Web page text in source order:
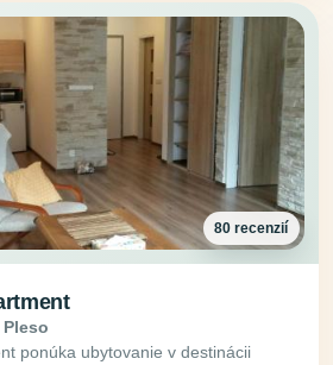
80 recenzií
ponúka ubytovanie v destinácii